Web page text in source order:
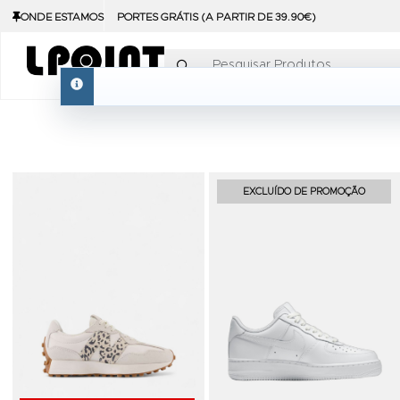
ONDE ESTAMOS PORTES GRÁTIS (A PARTIR DE 39.90€)
Pesquisar Produtos
info
Adicionar aos Favoritos
EXCLUÍDO DE PROMOÇÃO